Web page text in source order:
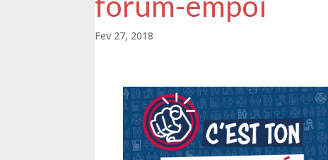
Fev 27, 2018